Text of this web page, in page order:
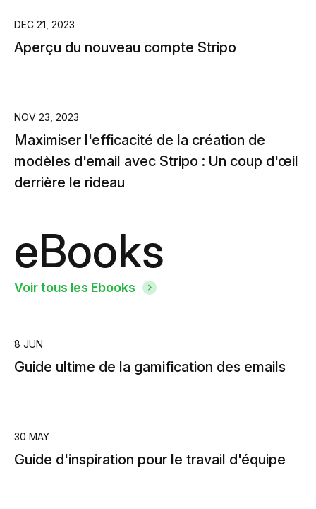
DEC 21, 2023
Aperçu du nouveau compte Stripo
NOV 23, 2023
Maximiser l'efficacité de la création de
modèles d'email avec Stripo : Un coup d'œil
derrière le rideau
eBooks
Voir tous les Ebooks
8 JUN
Guide ultime de la gamification des emails
30 MAY
Guide d'inspiration pour le travail d'équipe